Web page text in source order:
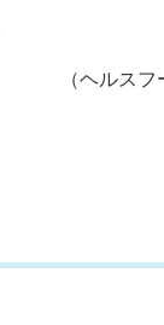
（ヘルス